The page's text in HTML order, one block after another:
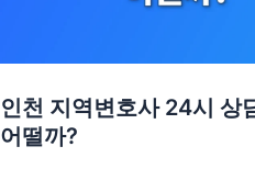
인천 지역변호사 24시 상
어떨까?